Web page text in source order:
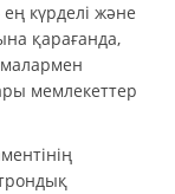
күрделі және
қарағанда,
мемлекеттер